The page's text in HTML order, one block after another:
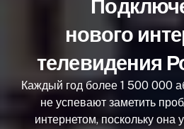
нового
телевидения
Каждый год более 1 500 000
не успевают заметить
интернетом, поскольку она